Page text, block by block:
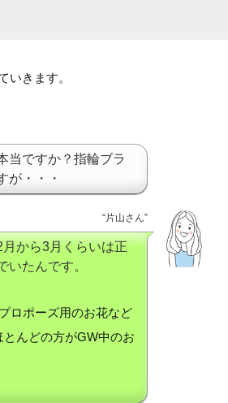
いきます。
当ですか？指輪ブラ
が・・・
“片山さん”
から3月くらいは正
たんです。
ロポーズ用のお花など
んどの方がGW中のお